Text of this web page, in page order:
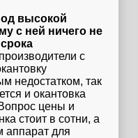
высокой
с ней ничего не
с
недостатком, так
и окантовка
цены и
стоит в сотни, а
аппарат для